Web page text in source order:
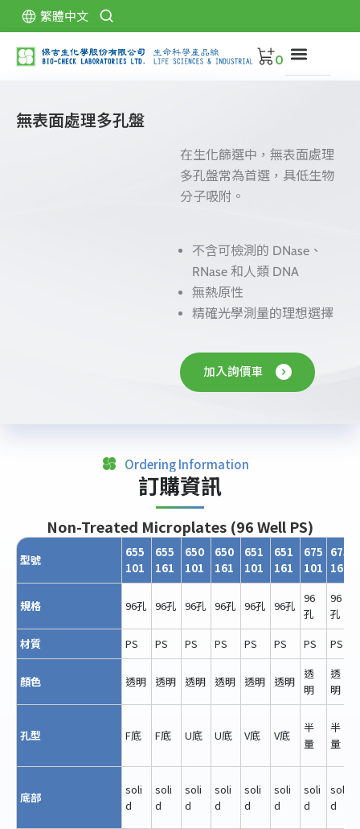
繁體中文
產
代
牌
載
專
區
絡
我
們
0
無表面處理多孔盤
在生化篩選中，無表面處理
多孔盤常為首選，具低生物
分子吸附。
不含可檢測的 DNase、
RNase 和人類 DNA
無熱原性
精確光學測量的理想選擇
加入詢價車
Ordering Information
訂購資訊
Non-Treated Microplates (96 Well PS)
型號
655
101
655
161
650
101
650
161
651
101
651
161
675
101
675
161
規格 96孔 96孔 96孔 96孔 96孔 96孔
96
孔
96
孔
材質
PS PS PS PS PS PS PS PS
顏色 透明 透明 透明 透明 透明 透明
透
明
透
明
孔型 F底 F底 U底 U底 V底 V底
半
量
半
量
底部
soli
d
soli
d
soli
d
soli
d
soli
d
soli
d
soli
d
soli
d